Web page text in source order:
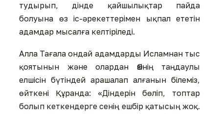
тудырып, дінде қайшылықтар пайда
болуына өз іс-әрекеттерімен ықпал ететін
адамдар мысалға келтіріледі.
Алла Тағала ондай адамдарды Исламнан тыс
қоятынын және олардан Өзінің таңдаулы
елшісін бүтіндей арашалап алғанын білеміз,
өйткені Құранда: «Діндерін бөліп, топтар
болып кеткендерге сенің ешбір қатысың жоқ.